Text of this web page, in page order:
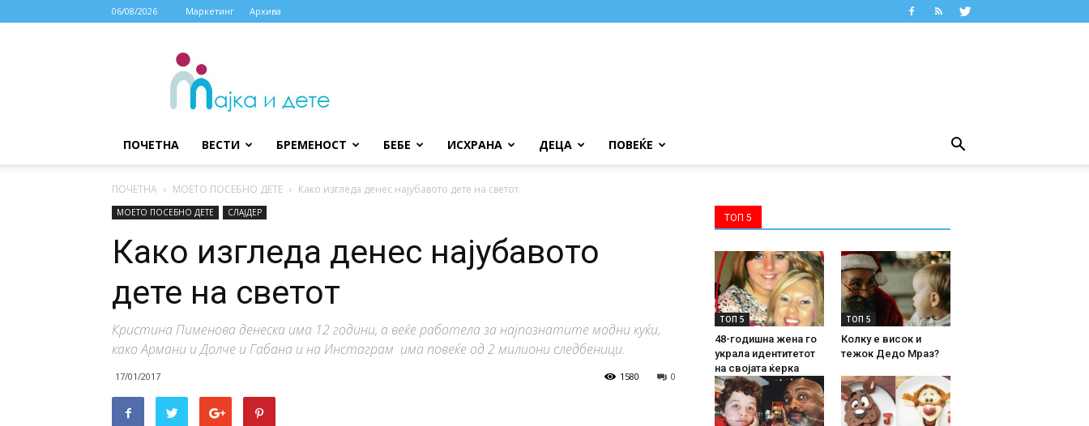
06/08/2026 Маркетинг Архива
МАЈКА
ДЕТЕ
ПОЧЕТНА ВЕСТИ БРЕМЕНОСТ БЕБЕ ИСХРАНА ДЕЦА ПОВЕЌЕ
ПОЧЕТНА МОЕТО ПОСЕБНО ДЕТЕ Како изгледа денес најубавото дете на светот
МОЕТО ПОСЕБНО ДЕТЕ СЛАЈДЕР
Како изгледа денес најубавото
дете на светот
Кристина Пименова денеска има 12 години, а веќе работела за најпознатите модни куќи,
како Армани и Долче и Габана и на Инстаграм има повеќе од 2 милиони следбеници.
17/01/2017 0
1580
ТОП 5
ТОП 5
48-годишна жена го
украла идентитетот
на својата ќерка
ТОП 5
Колку е висок и
тежок Дедо Мраз?